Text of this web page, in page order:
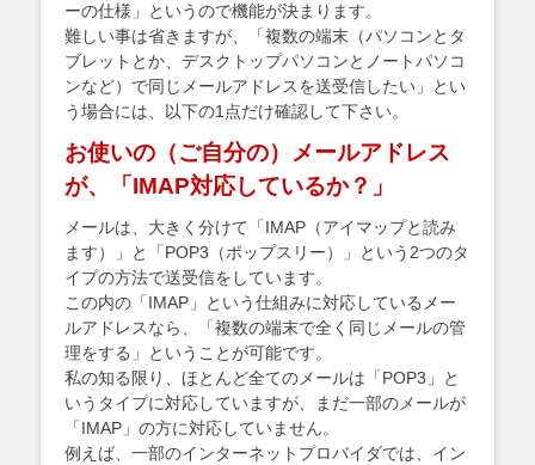
ーの仕様」というので機能が決まります。
難しい事は省きますが、「複数の端末（パソコンとタ
ブレットとか、デスクトップパソコンとノートパソコ
ンなど）で同じメールアドレスを送受信したい」とい
う場合には、以下の1点だけ確認して下さい。
お使いの（ご自分の）メールアドレス
が、「IMAP対応しているか？」
メールは、大きく分けて「IMAP（アイマップと読み
ます）」と「POP3（ポップスリー）」という2つのタ
イプの方法で送受信をしています。
この内の「IMAP」という仕組みに対応しているメー
ルアドレスなら、「複数の端末で全く同じメールの管
理をする」ということが可能です。
私の知る限り、ほとんど全てのメールは「POP3」と
いうタイプに対応していますが、まだ一部のメールが
「IMAP」の方に対応していません。
例えば、一部のインターネットプロバイダでは、イン